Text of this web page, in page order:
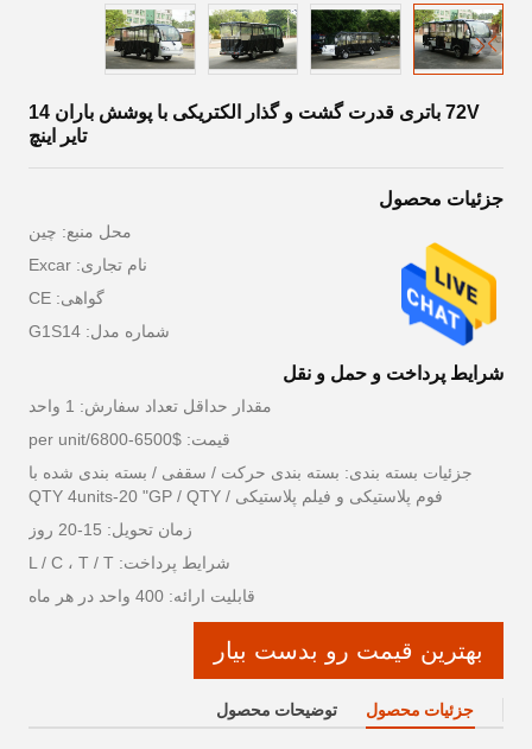
72V باتری قدرت گشت و گذار الکتریکی با پوشش باران 14
تایر اینچ
جزئیات محصول
محل منبع: چین
نام تجاری: Excar
گواهی: CE
شماره مدل: G1S14
شرایط پرداخت و حمل و نقل
مقدار حداقل تعداد سفارش: 1 واحد
قیمت: $6500-6800/per unit
جزئیات بسته بندی: بسته بندی حرکت / سقفی / بسته بندی شده با
فوم پلاستیکی و فیلم پلاستیکی / QTY 4units-20 "GP / QTY
زمان تحویل: 15-20 روز
شرایط پرداخت: L / C ، T / T
قابلیت ارائه: 400 واحد در هر ماه
بهترین قیمت رو بدست بیار
جزئیات محصول توضیحات محصول